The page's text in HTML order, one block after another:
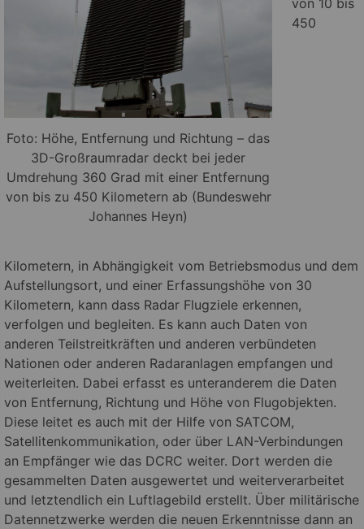
Foto: Höhe, Entfernung und Richtung – das
3D-Großraumradar deckt bei jeder
Umdrehung 360 Grad mit einer Entfernung
von bis zu 450 Kilometern ab (Bundeswehr
Johannes Heyn)
450
Kilometern, in Abhängigkeit vom Betriebsmodus und dem
Aufstellungsort, und einer Erfassungshöhe von 30
Kilometern, kann dass Radar Flugziele erkennen,
verfolgen und begleiten. Es kann auch Daten von
anderen Teilstreitkräften und anderen verbündeten
Nationen oder anderen Radaranlagen empfangen und
weiterleiten. Dabei erfasst es unteranderem die Daten
von Entfernung, Richtung und Höhe von Flugobjekten.
Diese leitet es auch mit der Hilfe von SATCOM,
Satellitenkommunikation, oder über LAN-Verbindungen
an Empfänger wie das DCRC weiter. Dort werden die
gesammelten Daten ausgewertet und weiterverarbeitet
und letztendlich ein Luftlagebild erstellt. Über militärische
Datennetzwerke werden die neuen Erkenntnisse dann an